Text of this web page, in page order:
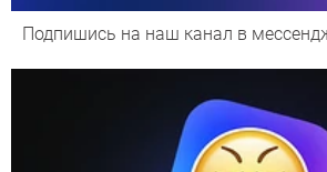
Подпишись на наш канал в